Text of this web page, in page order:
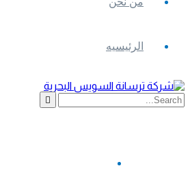
الرئيسيه